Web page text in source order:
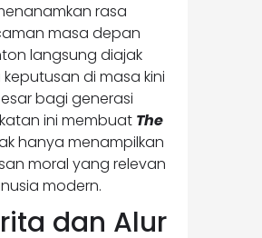
rasa
masa depan
langsung diajak
di masa kini
bagi generasi
ini membuat The
hanya menampilkan
moral yang relevan
modern.
dan Alur